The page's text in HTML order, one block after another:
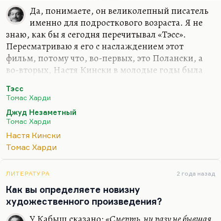
Да, понимаете, он великолепный писатель
именно для подросткового возраста. Я не
знаю, как бы я сегодня перечитывал «Тэсс».
Пересматриваю я его с наслаждением этот
фильм, потому что, во-первых, это Полански, а
во-вторых, Настя Кински в молодые годы была
Кончаловский: «Ее красота – гениальная ошибка
бога, гениальная неправильность». Да, она очень
неправильно красивая. Я, собственно «Париж,
Техас» пересматривал ради нее. Но перечитывать
«Тэсс», наверное, не надо.
прозы шло на редкость органично. Его романы –
это его расшифрованные стихи. В особенности
это касается романа «Вдали от…
Тэсс
Томас Харди
Джуд Незаметный
Томас Харди
Настя Кински
Томас Харди
ЛИТЕРАТУРА 2 года назад
Как вы определяете новизну
художественного произведения?